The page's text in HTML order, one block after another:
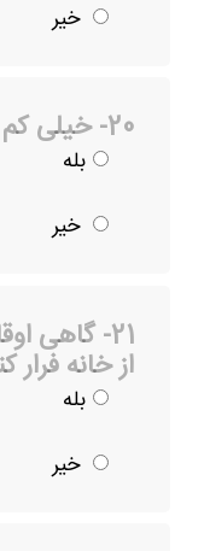
خیر
20- خیلی کم دچار یبوست می شوم.
بله
خیر
21- گاهی
از خانه فرار
بله
خیر